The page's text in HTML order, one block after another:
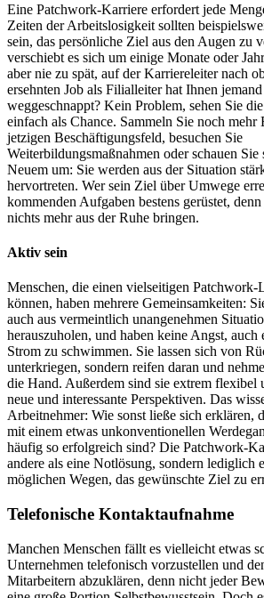
Eine Patchwork-Karriere erfordert jede
Zeiten der Arbeitslosigkeit sollten
sein, das persönliche Ziel aus den Augen zu
verschiebt es sich um einige Monate oder
aber nie zu spät, auf der Karriereleiter nach
ersehnten Job als Filialleiter hat Ihnen
weggeschnappt? Kein Problem, sehen Sie
einfach als Chance. Sammeln Sie noch
jetzigen Beschäftigungsfeld, besuchen Sie
Weiterbildungsmaßnahmen oder schauen
Neuem um: Sie werden aus der Situation
hervortreten. Wer sein Ziel über Umwege
kommenden Aufgaben bestens gerüstet,
nichts mehr aus der Ruhe bringen.
Aktiv sein
Menschen, die einen vielseitigen Patchwork-
können, haben mehrere Gemeinsamkeiten:
auch aus vermeintlich unangenehmen
herauszuholen, und haben keine Angst, auch
Strom zu schwimmen. Sie lassen sich von
unterkriegen, sondern reifen daran und
die Hand. Außerdem sind sie extrem flexibel
neue und interessante Perspektiven. Das
Arbeitnehmer: Wie sonst ließe sich erklären,
mit einem etwas unkonventionellen
häufig so erfolgreich sind? Die Patchwork-
andere als eine Notlösung, sondern lediglich
möglichen Wegen, das gewünschte Ziel zu
Telefonische Kontaktaufnahme
Manchen Menschen fällt es vielleicht etwas
Unternehmen telefonisch vorzustellen und
Mitarbeitern abzuklären, denn nicht jeder